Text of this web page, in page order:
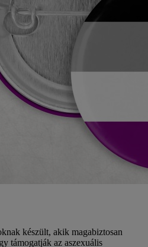
készült, akik magabiztosan
támogatják az aszexuális